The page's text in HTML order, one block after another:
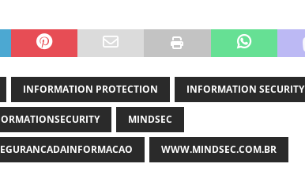
INFORMATION PROTECTION INFORMATION SECURITY
MINDSEC
WWW.MINDSEC.COM.BR